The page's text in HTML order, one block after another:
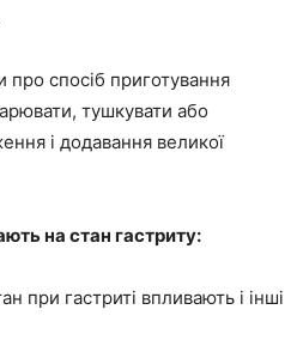
про спосіб приготування
тушкувати або
і додавання великої
на стан гастриту:
при гастриті впливають і інші